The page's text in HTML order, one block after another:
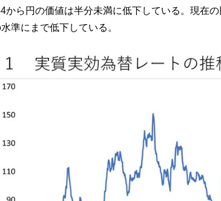
から円の価値は半分未満に低下している。現在
準にまで低下している。